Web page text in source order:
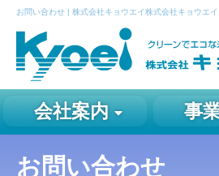
お問い合わせ | 株式会社キョウエイ株式会社キョウエイ
会社案内 事
お問い合わせ